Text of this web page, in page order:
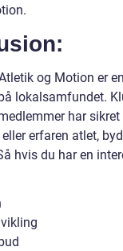
og Motion er
lokalsamfundet.
har
erfaren atlet,
hvis du har en